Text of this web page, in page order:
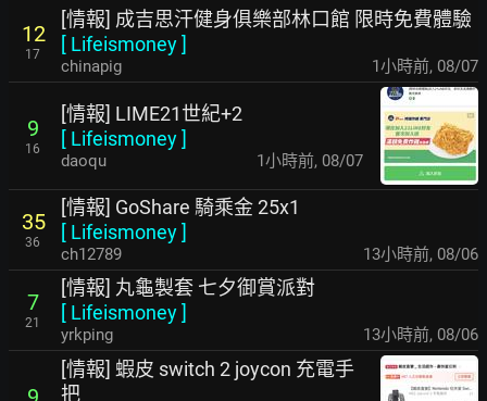
12
17
[情報] 成吉思汗健身俱樂部林口館 限時免費體驗
[ Lifeismoney]
chinapig 1小時前, 08/07
9
16
[情報] LIME21世紀+2
[ Lifeismoney]
daoqu 1小時前, 08/07
35
36
[情報] GoShare 騎乘金 25x1
[ Lifeismoney]
ch12789 13小時前, 08/06
7
21
[情報] 丸龜製套 七夕御賞派對
[ Lifeismoney]
yrkping 13小時前, 08/06
[情報] 蝦皮 switch 2 joycon 充電手
把